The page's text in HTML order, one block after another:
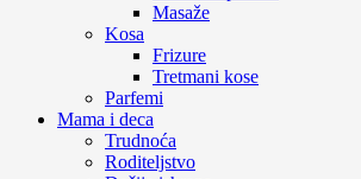
Masaže
Kosa
Frizure
Tretmani kose
Parfemi
Mama i deca
Trudnoća
Roditeljstvo